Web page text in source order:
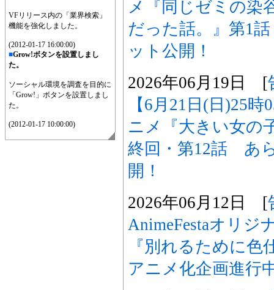
VFリリース内の「業界検索」
機能を強化しました。
(2012-01-17 16:00:00)
■Grow!ボタンを設置しまし
た。
ソーシャル環境を調査を目的に
「Grow!」ボタンを設置しまし
た。
(2012-01-17 10:00:00)
メ『同じゼミの染
だった話。』第1
ット公開！
2026年06月19日 [
【6月21日(日)25
ニメ『大きい女の
終回・第12話 あ
開！
2026年06月12日 [
AnimeFestaオリジ
『別れるために
アニメ化企画進行